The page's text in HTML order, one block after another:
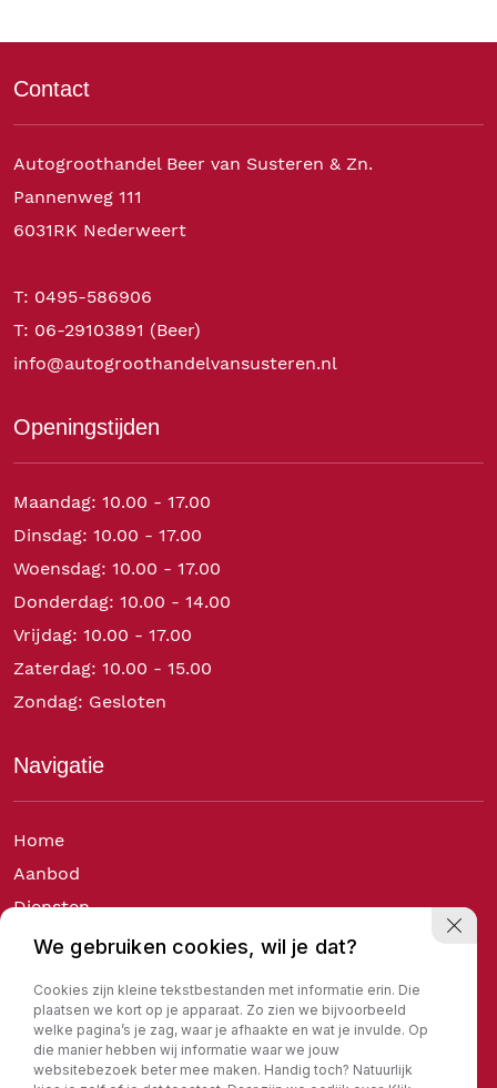
Contact
Autogroothandel Beer van Susteren & Zn.
Pannenweg 111
6031RK Nederweert
T: 0495-586906
T: 06-29103891 (Beer)
info@autogroothandelvansusteren.nl
Openingstijden
Maandag: 10.00 - 17.00
Dinsdag: 10.00 - 17.00
Woensdag: 10.00 - 17.00
Donderdag: 10.00 - 14.00
Vrijdag: 10.00 - 17.00
Zaterdag: 10.00 - 15.00
Zondag: Gesloten
Navigatie
Home
Aanbod
Diensten
Over ons
Contact
We gebruiken cookies, wil je dat?
Cookies zijn kleine tekstbestanden met informatie erin. Die
plaatsen we kort op je apparaat. Zo zien we bijvoorbeeld
welke pagina’s je zag, waar je afhaakte en wat je invulde. Op
die manier hebben wij informatie waar we jouw
websitebezoek beter mee maken. Handig toch? Natuurlijk